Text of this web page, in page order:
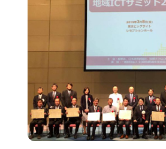
主
「ICT
地
域